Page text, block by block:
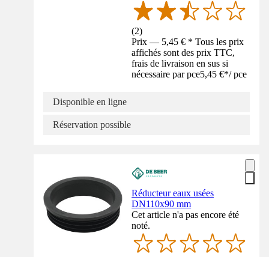
(2)
Prix — 5,45 € * Tous les prix
affichés sont des prix TTC,
frais de livraison en sus si
nécessaire par pce5,45 €*/ pce
Disponible en ligne
Réservation possible
Réducteur eaux usées
DN110x90 mm
Cet article n'a pas encore été
noté.